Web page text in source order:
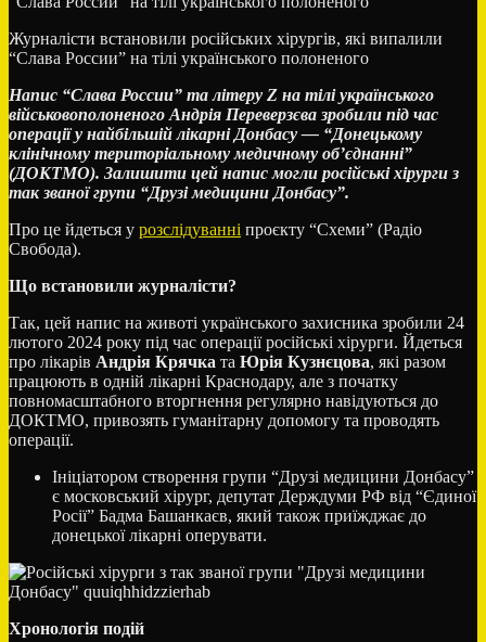
Журналісти встановили російських хірургів, які випалили
“Слава России” на тілі українського полоненого
Напис “Слава России” та літеру Z на тілі українського
військовополоненого Андрія Переверзєва зробили під час
операції у найбільшій лікарні Донбасу –– “Донецькому
клінічному територіальному медичному об’єднанні”
(ДОКТМО). Залишити цей напис могли російські хірурги з
так званої групи “Друзі медицини Донбасу”.
Про це йдеться у розслідуванні проєкту “Схеми” (Радіо
Свобода).
Що встановили журналісти?
Так, цей напис на животі українського захисника зробили 24
лютого 2024 року під час операції російські хірурги. Йдеться
про лікарів Андрія Крячка та Юрія Кузнєцова, які разом
працюють в одній лікарні Краснодару, але з початку
повномасштабного вторгнення регулярно навідуються до
ДОКТМО, привозять гуманітарну допомогу та проводять
операції.
Ініціатором створення групи “Друзі медицини Донбасу”
є московський хірург, депутат Держдуми РФ від “Єдиної
Росії” Бадма Башанкаєв, який також приїжджає до
донецької лікарні оперувати.
Хронологія подій